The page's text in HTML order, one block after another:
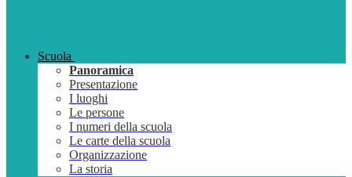
Scuola
Panoramica
Presentazione
I luoghi
Le persone
I numeri della scuola
Le carte della scuola
Organizzazione
La storia